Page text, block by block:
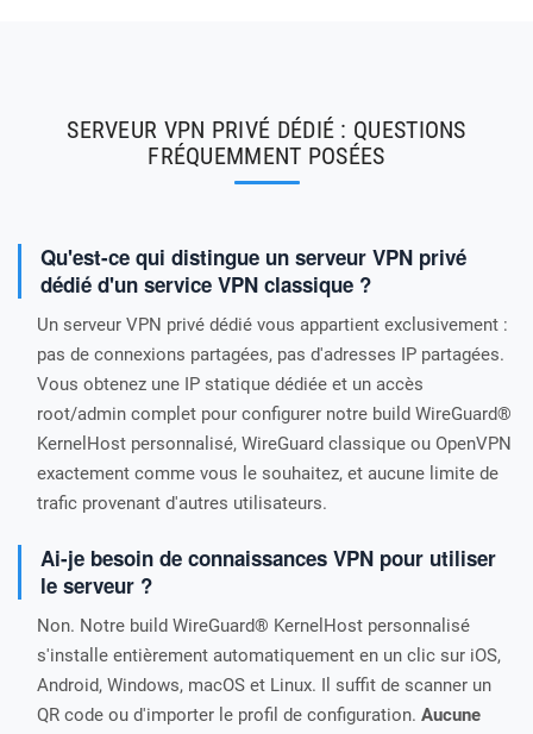
SERVEUR VPN PRIVÉ DÉDIÉ : QUESTIONS
FRÉQUEMMENT POSÉES
Qu'est-ce qui distingue un serveur VPN privé
dédié d'un service VPN classique ?
Un serveur VPN privé dédié vous appartient exclusivement :
pas de connexions partagées, pas d'adresses IP partagées.
Vous obtenez une IP statique dédiée et un accès
root/admin complet pour configurer notre build WireGuard®
KernelHost personnalisé, WireGuard classique ou OpenVPN
exactement comme vous le souhaitez, et aucune limite de
trafic provenant d'autres utilisateurs.
Ai-je besoin de connaissances VPN pour utiliser
le serveur ?
Non. Notre build WireGuard® KernelHost personnalisé
s'installe entièrement automatiquement en un clic sur iOS,
Android, Windows, macOS et Linux. Il suffit de scanner un
QR code ou d'importer le profil de configuration. Aucune